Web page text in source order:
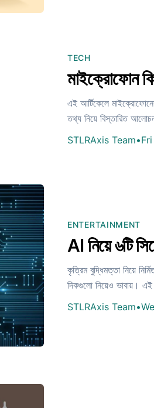
TECH
মাইক্রোফোন
এই আর্টিকেলে
তথ্য নিয়ে বিস্তারিত
STLRAxis Team•
ENTERTAINMENT
AI নিয়ে ৬টি
কৃত্রিম বুদ্ধিমত্তা নিয়ে
দিকগুলো নিয়েও ভাবায়। এই
STLRAxis Team•